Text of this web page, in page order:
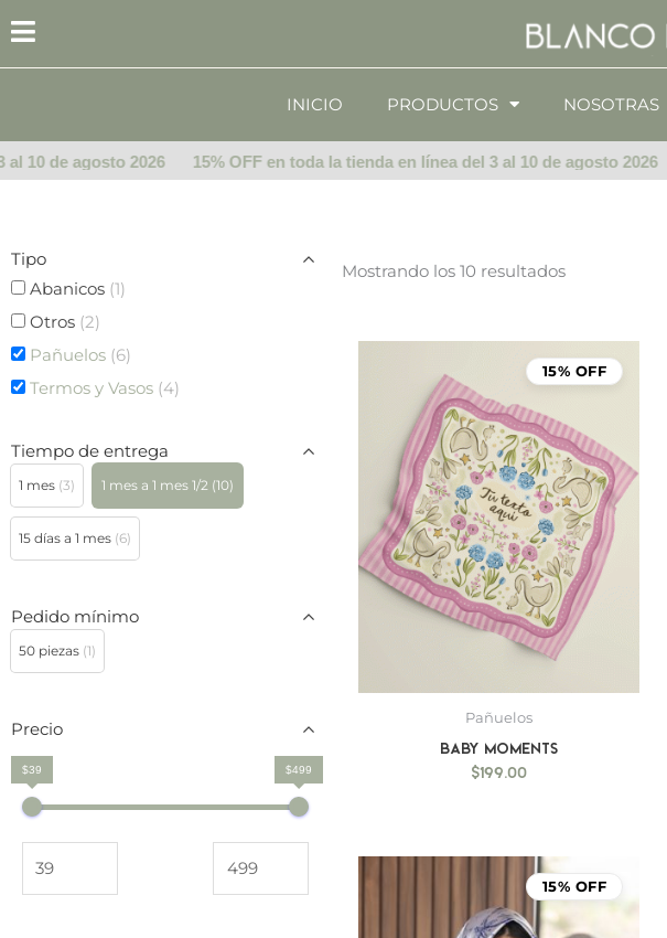
al
contenido
INICIO
PRODUCTOS NOSOTRAS
10 de agosto 2026 15% OFF en toda la tienda en línea del 3 al 10 de agosto 2026
Tipo
Abanicos (1)
Otros (2)
Pañuelos (6)
Termos y Vasos (4)
Tiempo de entrega
1 mes (3) 1 mes a 1 mes 1/2 (10)
15 días a 1 mes (6)
Pedido mínimo
50 piezas (1)
Precio
$39 $499
Mostrando los 10 resultados
15% OFF
Pañuelos
Baby Moments
$199.00
15% OFF